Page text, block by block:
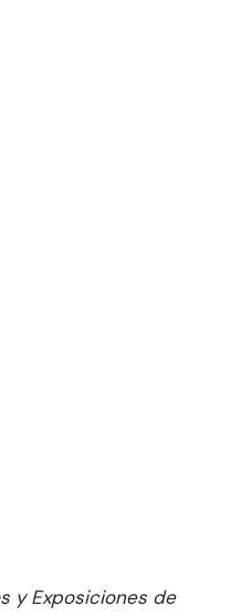
y Exposiciones de